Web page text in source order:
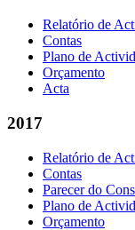
Relatório de
Contas
Plano de
Orçamento
Acta
2017
Relatório de
Contas
Parecer do
Plano de
Orçamento